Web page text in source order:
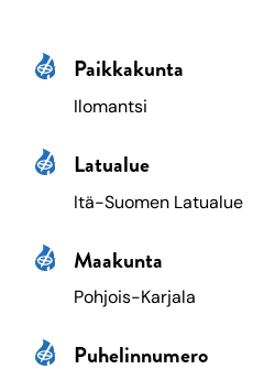
Paikkakunta
Ilomantsi
Latualue
Itä-Suomen Latualue
Maakunta
Pohjois-Karjala
Puhelinnumero